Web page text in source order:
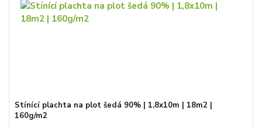
Stínící plachta na plot šedá 90% | 1,8x10m | 18m2 |
160g/m2